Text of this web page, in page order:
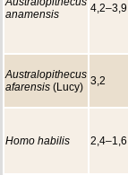
anamensis
4,2–3,9
Australopithecus
afarensis (Lucy) 3,2
Homo habilis 2,4–1,6